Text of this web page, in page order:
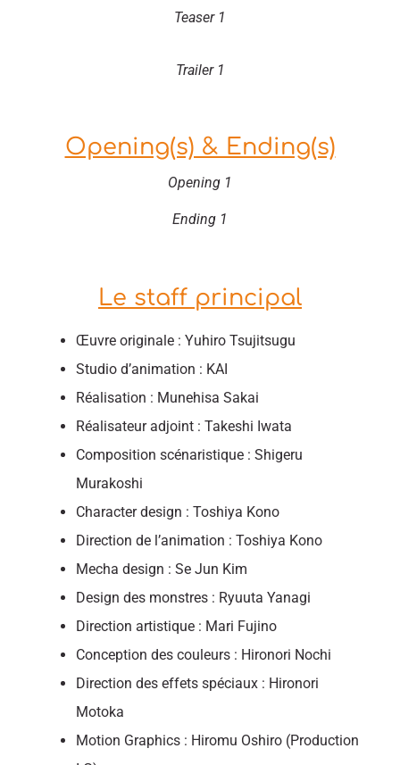
Teaser 1
Trailer 1
Opening(s) & Ending(s)
Opening 1
Ending 1
Le staff principal
Œuvre originale : Yuhiro Tsujitsugu
Studio d’animation : KAI
Réalisation : Munehisa Sakai
Réalisateur adjoint : Takeshi Iwata
Composition scénaristique : Shigeru
Murakoshi
Character design : Toshiya Kono
Direction de l’animation : Toshiya Kono
Mecha design : Se Jun Kim
Design des monstres : Ryuuta Yanagi
Direction artistique : Mari Fujino
Conception des couleurs : Hironori Nochi
Direction des effets spéciaux : Hironori
Motoka
Motion Graphics : Hiromu Oshiro (Production